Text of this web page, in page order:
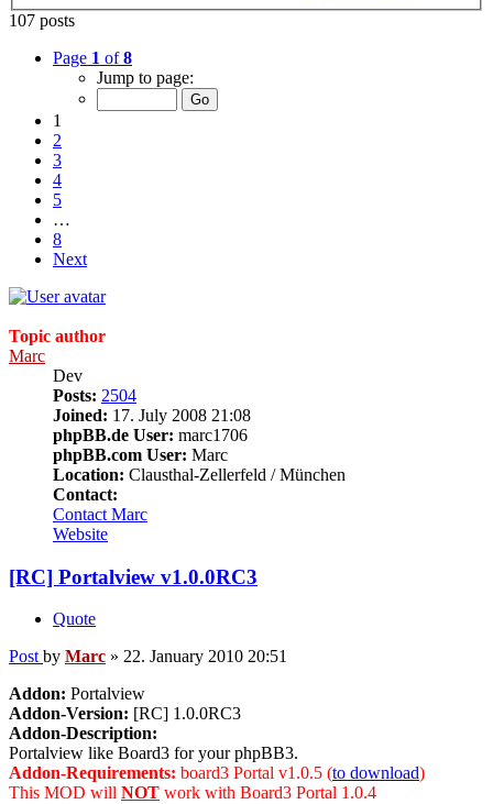
107 posts
Page 1 of8
Jump to page:
1
2
3
4
5
…
8
Next
Topic author
Marc
Dev
Posts: 2504
Joined: 17. July 2008 21:08
phpBB.de User: marc1706
phpBB.com User: Marc
Location: Clausthal-Zellerfeld / München
Contact:
Contact Marc
Website
[RC] Portalview v1.0.0RC3
Quote
Post by Marc » 22. January 2010 20:51
Addon: Portalview
Addon-Version: [RC] 1.0.0RC3
Addon-Description:
Portalview like Board3 for your phpBB3.
Addon-Requirements: board3 Portal v1.0.5 (to download)
This MOD will NOT work with Board3 Portal 1.0.4